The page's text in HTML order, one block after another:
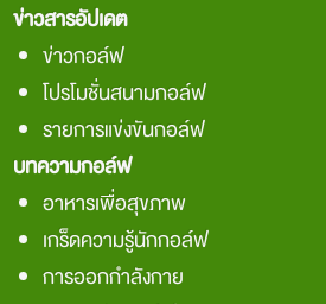
ข่าวสารอัปเดต
ข่าวกอล์ฟ
โปรโมชั่นสนามกอล์ฟ
รายการแข่งขันกอล์ฟ
บทความกอล์ฟ
อาหารเพื่อสุขภาพ
เกร็ดความรู้นักกอล์ฟ
การออกกำลังกาย